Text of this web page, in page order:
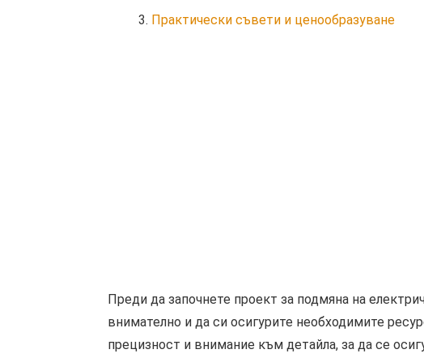
Практически съвети и ценообразуване
Преди да започнете проект за подмяна на
внимателно и да си осигурите необходимите
прецизност и внимание към детайла, за да се